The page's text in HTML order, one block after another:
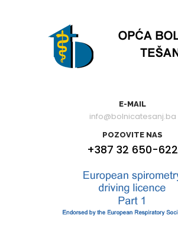
E-MAIL
info@bolnicatesanj.ba
POZOVITE NAS
+387 32 650-622